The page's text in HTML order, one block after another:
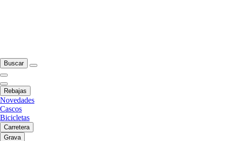
Buscar
Rebajas
Novedades
Cascos
Bicicletas
Carretera
Grava